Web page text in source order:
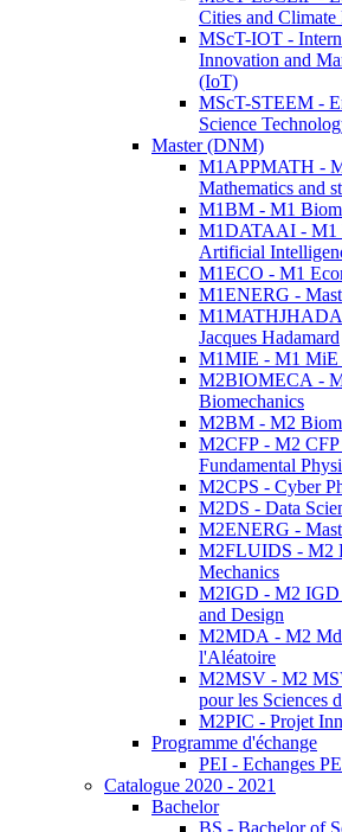
Cities and Climate
MScT-IOT -
Innovation and
(IoT)
MScT-STEEM -
Science
Master (DNM)
M1APPMATH -
Mathematics and
M1BM - M1
M1DATAAI - M1
Artificial
M1ECO - M1
M1ENERG -
M1MATHJHADA
Jacques Hadamard
M1MIE - M1 MiE
M2BIOMECA -
Biomechanics
M2BM - M2
M2CFP - M2 CFP
Fundamental
M2CPS - Cyber
M2DS - Data
M2ENERG -
M2FLUIDS - M2
Mechanics
M2IGD - M2 IGD
and Design
M2MDA - M2
l'Aléatoire
M2MSV - M2
pour les Sciences
M2PIC - Projet
Programme d'échange
PEI - Echanges
Catalogue 2020 - 2021
Bachelor
BS - Bachelor of